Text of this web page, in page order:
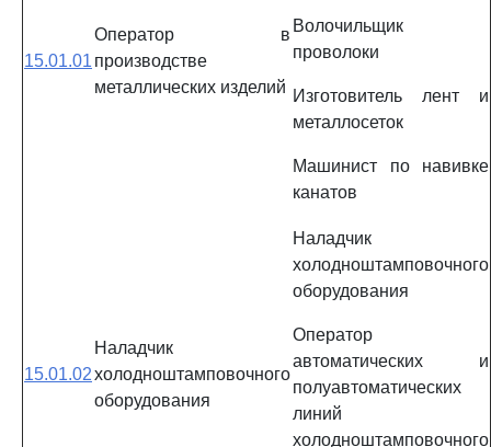
15.01.01
Оператор в
производстве
металлических изделий
Волочильщик
проволоки
Изготовитель лент и
металлосеток
Машинист по навивке
канатов
15.01.02
Наладчик
холодноштамповочного
оборудования
Наладчик
холодноштамповочного
оборудования
Оператор
автоматических и
полуавтоматических
линий
холодноштамповочного